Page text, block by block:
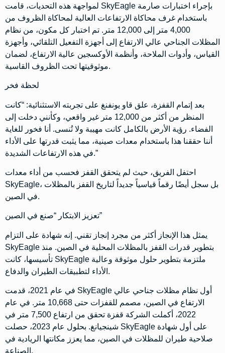
لمواجهة هذه التحديات، قامت SkyEagle بإجراء اختبارات صارمة
باستخدام غرف محاكاة الارتفاعات العالية لمحاكاة الظروف من
4,000 متر إلى 12,000 متر. تم اختبار كل مكون، من نظام
المظلات الجناحي عالي الارتفاع إلى أجهزة التفعيل التلقائي، وأجهزة
القياس، وأدوات الملاحة، وأنظمة الأوكسجين عالية الارتفاع، لضمان
موثوقيتها تحت الظروف القاسية.
لحظة فخر
بعد إتمام القفزة، علق قاو يونفنغ على تجربته الاستثنائية: “كانت
المنظر من أكثر من 12,000 متر غير واقعي، وكأنني دخلت إلى
الفضاء. رؤية الأرض بالكامل كانت مهيبة ولا تُنسى. أنا فخور للغاية
أننا حققنا هذا باستخدام معدات صينية، مما يثبت قدرتها على الأداء
في هذه الارتفاعات الشديدة.”
احتفل الفريق، حيث لم يتحقق القفز فحسب من أداء معدات
SkyEagle، بل سجل أيضًا رقماً قياسياً جديداً لتاريخ القفز بالمظلات
في الصين.
تعزيز الابتكار “صنع في الصين”
يمثل هذا الإنجاز أكثر من مجرد إنجاز تقني. إنه شهادة على التزام
SkyEagle بتطوير قدرات القفز بالمظلات المحلية في الصين. منذ
تأسيسها، كانت SkyEagle ملتزمة بتطوير حلول موثوقة وعالية
الأداء لتطبيقات الطيران والدفاع.
في عام 2021، قدمت SkyEagle أول نظام مظلات جناحي عالي
الارتفاع في الصين، مصمم للقفزات حتى 10,668 متر. في عام
2022، أكملت الشركة قفزة تحقق من ارتفاع 7,500 متر في
شينجيانغ. بحلول عام 2023، حصلت SkyEagle على أول شهادة
صلاحية طيران للمظلات في الصين، مما يعزز مكانتها الريادية في
الصناعة.